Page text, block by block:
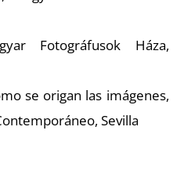
Fotográfusok Háza,
se origan las imágenes,
Sevilla